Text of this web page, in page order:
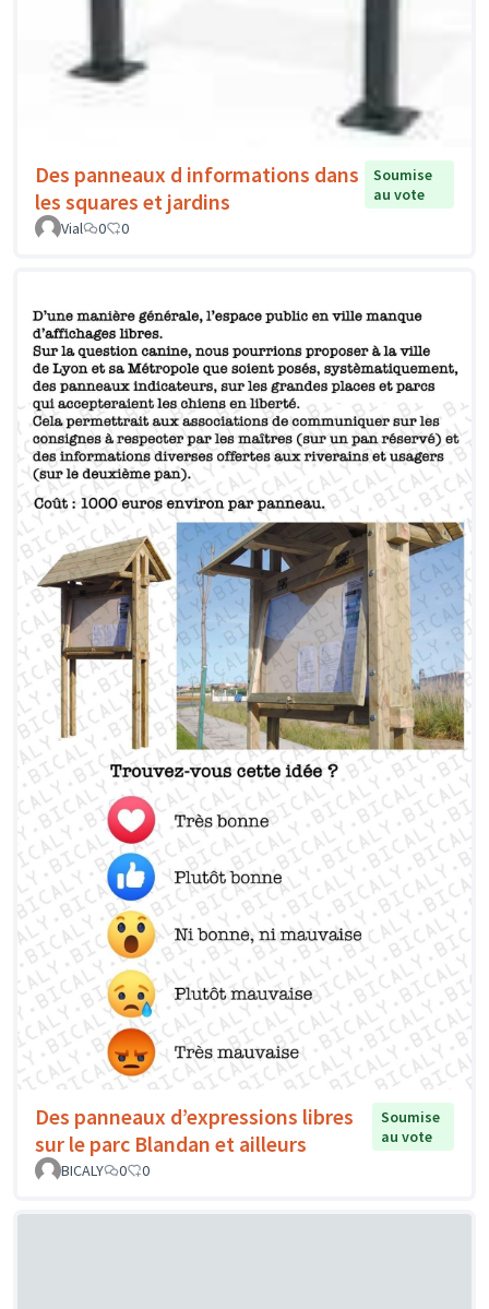
Des panneaux d informations dans
les squares et jardins
Soumise
au vote
Vial
0 0
Des panneaux d’expressions libres
sur le parc Blandan et ailleurs
Soumise
au vote
BICALY
0 0